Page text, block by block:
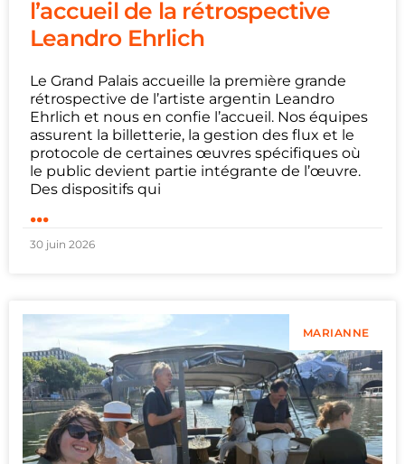
l’accueil de la rétrospective
Leandro Ehrlich
Le Grand Palais accueille la première grande
rétrospective de l’artiste argentin Leandro
Ehrlich et nous en confie l’accueil. Nos équipes
assurent la billetterie, la gestion des flux et le
protocole de certaines œuvres spécifiques où
le public devient partie intégrante de l’œuvre.
Des dispositifs qui
...
30 juin 2026
MARIANNE